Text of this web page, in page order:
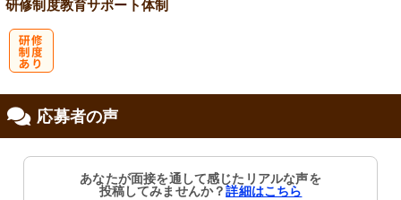
研修制度教育サポート体制
応募者の声
あなたが面接を通して感じたリアルな声を
投稿してみませんか？詳細はこちら